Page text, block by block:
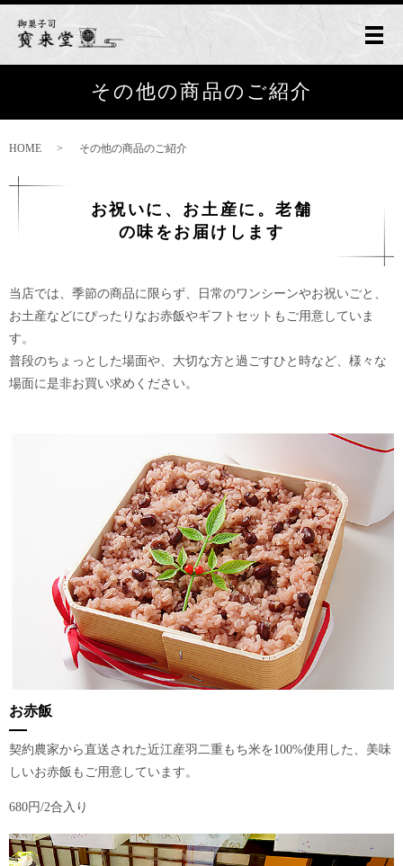
メ
その他の商品のご紹介
HOME その他の商品のご紹介
お祝いに、お土産に。老舗
の味をお届けします
当店では、季節の商品に限らず、日常のワンシーンやお祝いごと、
お土産などにぴったりなお赤飯やギフトセットもご用意していま
す。
普段のちょっとした場面や、大切な方と過ごすひと時など、 様々な
場面に是非お買い求めください。
お赤飯
契約農家から直送された近江産羽二重もち米を100%使用した、美味
しいお赤飯もご用意しています。
680円/2合入り